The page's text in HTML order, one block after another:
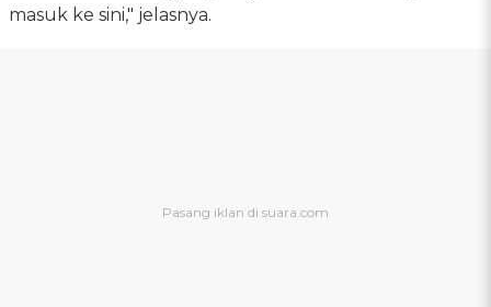
masuk ke sini," jelasnya.